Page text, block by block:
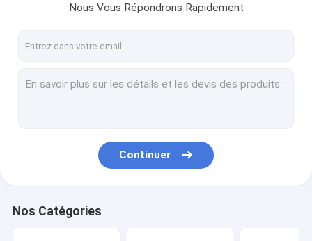
Nous Vous Répondrons Rapidement
Continuer
Nos Catégories